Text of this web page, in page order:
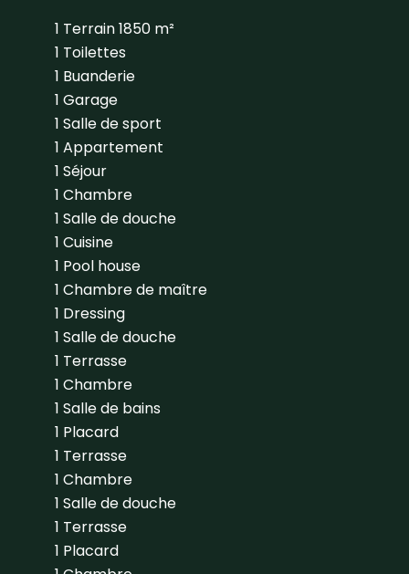
1 Terrain1850 m²
1 Toilettes
1 Buanderie
1 Garage
1 Salle de sport
1 Appartement
1 Séjour
1 Chambre
1 Salle de douche
1 Cuisine
1 Pool house
1 Chambre de maître
1 Dressing
1 Salle de douche
1 Terrasse
1 Chambre
1 Salle de bains
1 Placard
1 Terrasse
1 Chambre
1 Salle de douche
1 Terrasse
1 Placard